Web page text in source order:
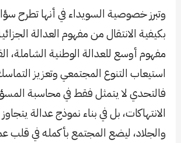
وتبرز خصوصية السويداء في أنها تطرح
بكيفية الانتقال من مفهوم العدالة
مفهوم أوسع للعدالة الوطنية الشاملة،
استيعاب التنوع المجتمعي وتعزيز
فالتحدي لا يتمثل فقط في محاسبة
الانتهاكات، بل في بناء نموذج عدالة
والجلاد، ليضع المجتمع بأكمله في قلب